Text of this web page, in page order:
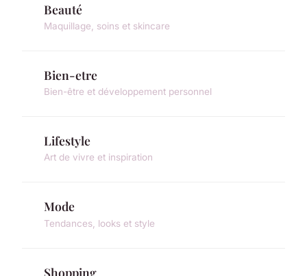
Beauté
Maquillage, soins et skincare
Bien-etre
Bien-être et développement personnel
Lifestyle
Art de vivre et inspiration
Mode
Tendances, looks et style
Shopping